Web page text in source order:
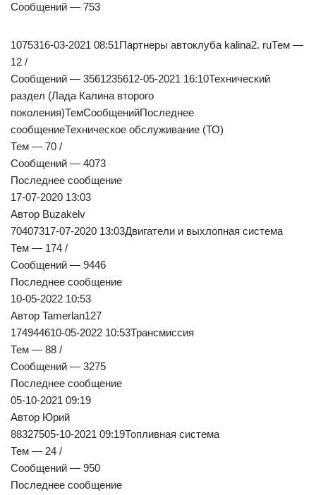
Сообщений — 753
1075316-03-2021 08:51Партнеры автоклуба kalina2. ruТем —
12 /
Сообщений — 3561235612-05-2021 16:10Технический
раздел (Лада Калина второго
поколения)ТемСообщенийПоследнее
сообщениеТехническое обслуживание (ТО)
Тем — 70 /
Сообщений — 4073
Последнее сообщение
17-07-2020 13:03
Автор Buzakelv
70407317-07-2020 13:03Двигатели и выхлопная система
Тем — 174 /
Сообщений — 9446
Последнее сообщение
10-05-2022 10:53
Автор Tamerlan127
174944610-05-2022 10:53Трансмиссия
Тем — 88 /
Сообщений — 3275
Последнее сообщение
05-10-2021 09:19
Автор Юрий
88327505-10-2021 09:19Топливная система
Тем — 24 /
Сообщений — 950
Последнее сообщение